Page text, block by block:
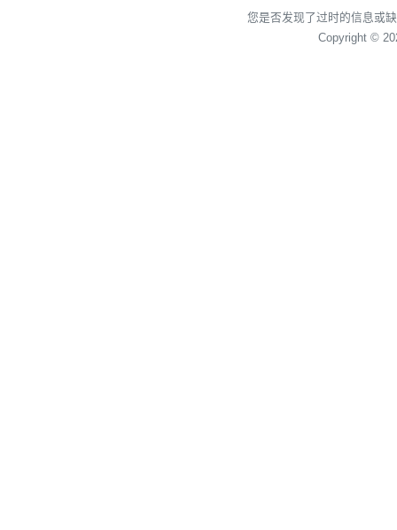
您是否发现了过时的信息或
Copyright ©